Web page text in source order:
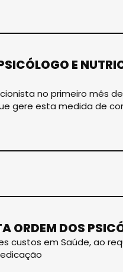
E
no primeiro mês
gere esta medida de
ORDEM DOS
custos em Saúde, ao